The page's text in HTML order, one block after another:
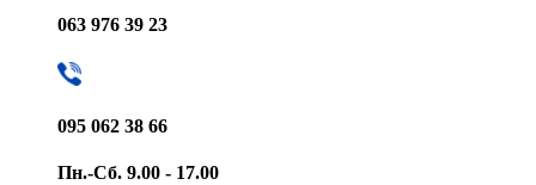
063 976 39 23
095 062 38 66
Пн.-Сб. 9.00 - 17.00